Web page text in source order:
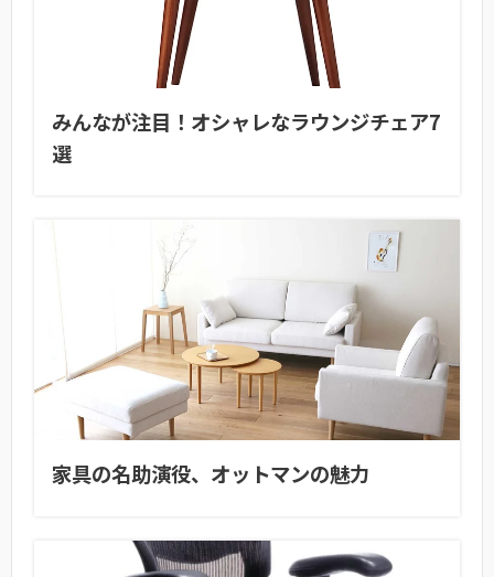
みんなが注目！オシャレなラウンジチェア7
選
家具の名助演役、オットマンの魅力